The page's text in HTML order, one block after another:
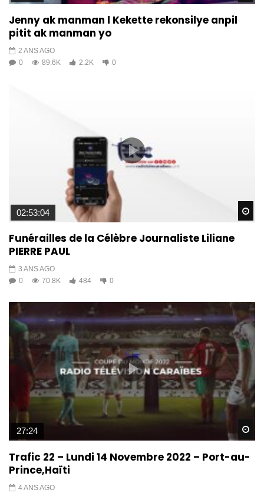
Jenny ak manman l Kekette rekonsilye anpil
pitit ak manman yo
2 ANS AGO
0
89.6K 2.2K 0
02:53:04
Funérailles de la Célèbre Journaliste Liliane
PIERRE PAUL
3 ANS AGO
0
70.8K 484 0
27:24
Trafic 22 – Lundi 14 Novembre 2022 – Port-au-
Prince,Haïti
4 ANS AGO